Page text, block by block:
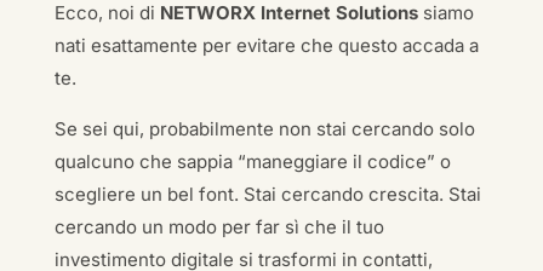
Ecco, noi di NETWORX Internet Solutionssiamo
nati esattamente per evitare che questo accada a
te.
Se sei qui, probabilmente non stai cercando solo
qualcuno che sappia “maneggiare il codice” o
scegliere un bel font. Stai cercando crescita. Stai
cercando un modo per far sì che il tuo
investimento digitale si trasformi in contatti,